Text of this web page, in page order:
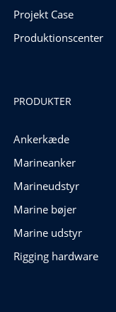
Projekt Case
Produktionscenter
PRODUKTER
Ankerkæde
Marineanker
Marineudstyr
Marine bøjer
Marine udstyr
Rigging hardware